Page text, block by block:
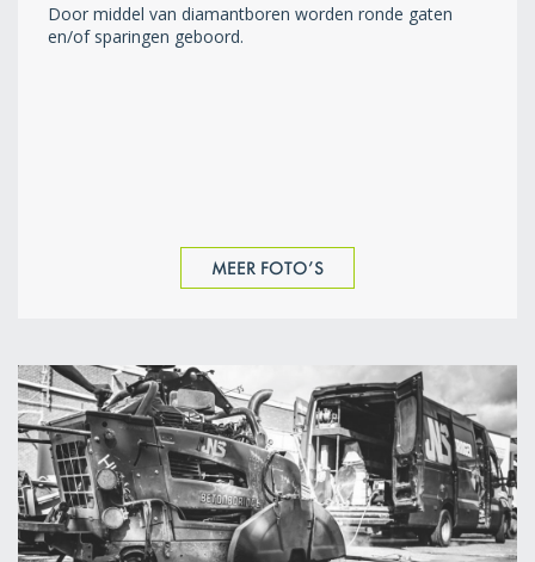
Door middel van diamantboren worden ronde gaten
en/of sparingen geboord.